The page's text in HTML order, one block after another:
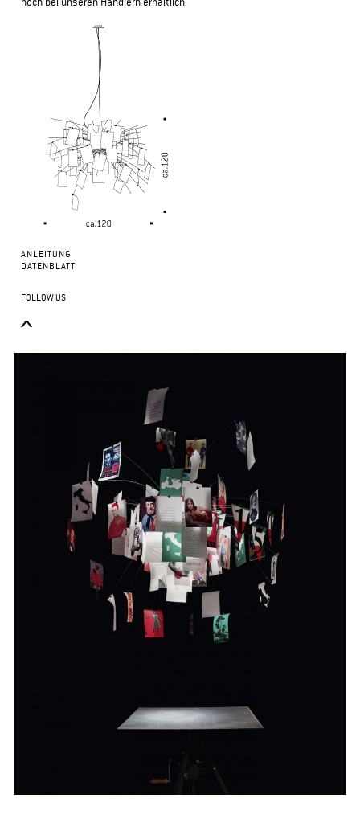
noch bei unseren Händlern erhältlich.
ANLEITUNG
DATENBLATT
FOLLOW US